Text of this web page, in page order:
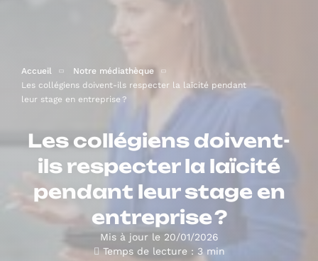
Accueil
Notre médiathèque
Les collégiens doivent-ils respecter la laïcité pendant
leur stage en entreprise ?
Les collégiens doivent-
ils respecter la laïcité
pendant leur stage en
entreprise ?
Mis à jour le 20/01/2026
Temps de lecture : 3 min